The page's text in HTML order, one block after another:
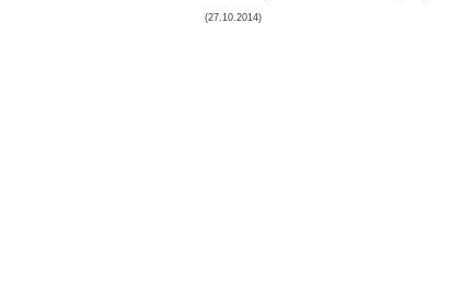
(27.10.2014)